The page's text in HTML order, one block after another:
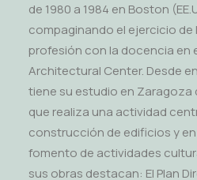
de 1980 a 1984 en Boston
compaginando el ejercicio de
profesión con la docencia en
Architectural Center. Desde
tiene su estudio en Zaragoza
que realiza una actividad
construcción de edificios y en
fomento de actividades
sus obras destacan: El Plan